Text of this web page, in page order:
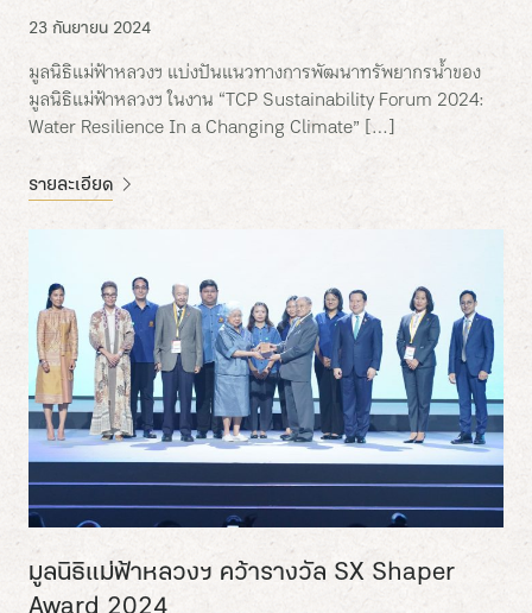
23 กันยายน 2024
มูลนิธิแม่ฟ้าหลวงฯ แบ่งปันแนวทางการพัฒนาทรัพยากรน้ำของ
มูลนิธิแม่ฟ้าหลวงฯ ในงาน “TCP Sustainability Forum 2024:
Water Resilience In a Changing Climate” […]
รายละเอียด
มูลนิธิแม่ฟ้าหลวงฯ คว้ารางวัล SX Shaper
Award 2024